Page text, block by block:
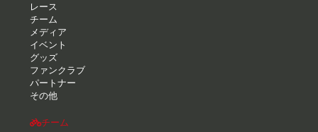
レース
チーム
メディア
イベント
グッズ
ファンクラブ
パートナー
その他
チーム